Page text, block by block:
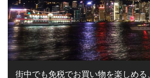
街中でも免税でお買い物を楽しめる